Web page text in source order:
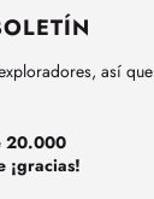
así que
20.000
¡gracias!